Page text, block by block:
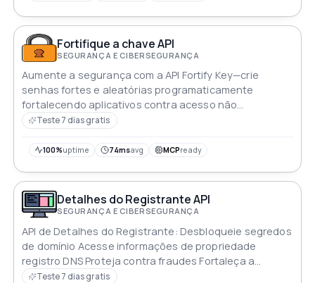
Fortifique a chave API
SEGURANÇA E CIBERSEGURANÇA
Aumente a segurança com a API Fortify Key—crie
senhas fortes e aleatórias programaticamente
fortalecendo aplicativos contra acesso não
autorizado
Teste 7 dias gratis
100%uptime 74msavg MCPready
Detalhes do Registrante API
SEGURANÇA E CIBERSEGURANÇA
API de Detalhes do Registrante: Desbloqueie segredos
de domínio Acesse informações de propriedade
registro DNS Proteja contra fraudes Fortaleça a
cibersegurança Essencial para a visão da web
Teste 7 dias gratis